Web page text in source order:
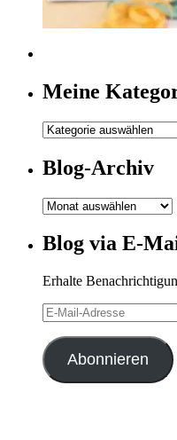
Meine
Meine
Blog-Archiv
Blog-
Blog via E-
Erhalte
E-
Mail-
Adresse
Abonnieren